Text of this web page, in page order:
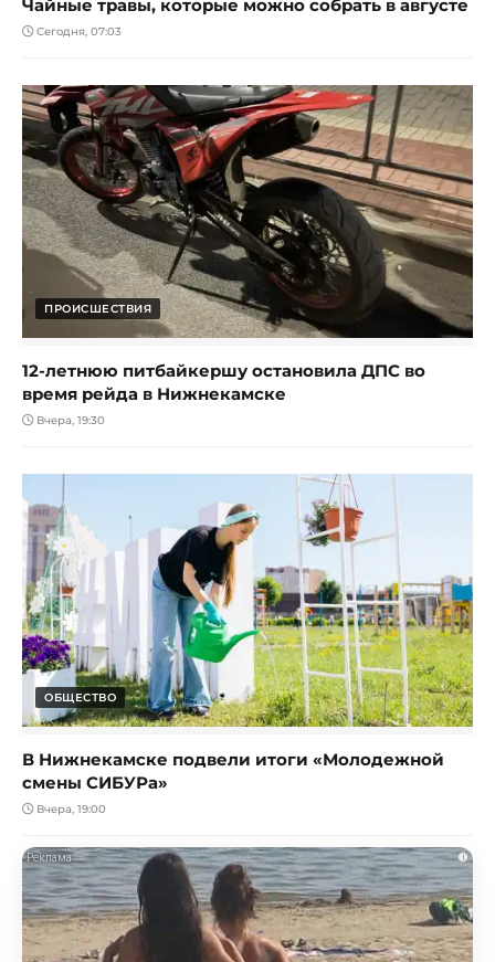
Чайные травы, которые можно собрать в августе
Сегодня, 07:03
ПРОИСШЕСТВИЯ
12-летнюю питбайкершу остановила ДПС во
время рейда в Нижнекамске
Вчера, 19:30
ОБЩЕСТВО
В Нижнекамске подвели итоги «Молодежной
смены СИБУРа»
Вчера, 19:00
i